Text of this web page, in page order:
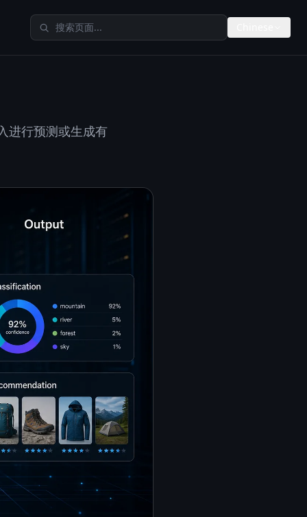
搜索 TheAIMeters
进行预测或生成有